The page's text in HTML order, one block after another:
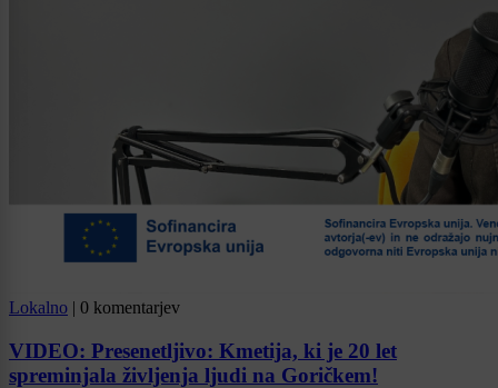
Lokalno | 0 komentarjev
VIDEO: Presenetljivo: Kmetija, ki je 20 let
spreminjala življenja ljudi na Goričkem!